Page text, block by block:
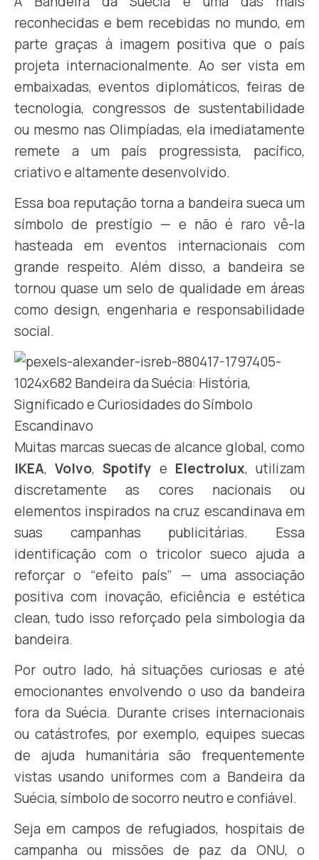
reconhecidas e bem recebidas no mundo, em
parte graças à imagem positiva que o país
projeta internacionalmente. Ao ser vista em
embaixadas, eventos diplomáticos, feiras de
tecnologia, congressos de sustentabilidade
ou mesmo nas Olimpíadas, ela imediatamente
remete a um país progressista, pacífico,
criativo e altamente desenvolvido.
Essa boa reputação torna a bandeira sueca um
símbolo de prestígio — e não é raro vê-la
hasteada em eventos internacionais com
grande respeito. Além disso, a bandeira se
tornou quase um selo de qualidade em áreas
como design, engenharia e responsabilidade
social.
Muitas marcas suecas de alcance global, como
IKEA,Volvo,Spotify e Electrolux, utilizam
discretamente as cores nacionais ou
elementos inspirados na cruz escandinava em
suas campanhas publicitárias. Essa
identificação com o tricolor sueco ajuda a
reforçar o “efeito país” — uma associação
positiva com inovação, eficiência e estética
clean, tudo isso reforçado pela simbologia da
bandeira.
Por outro lado, há situações curiosas e até
emocionantes envolvendo o uso da bandeira
fora da Suécia. Durante crises internacionais
ou catástrofes, por exemplo, equipes suecas
de ajuda humanitária são frequentemente
vistas usando uniformes com a Bandeira da
Suécia, símbolo de socorro neutro e confiável.
Seja em campos de refugiados, hospitais de
campanha ou missões de paz da ONU, o